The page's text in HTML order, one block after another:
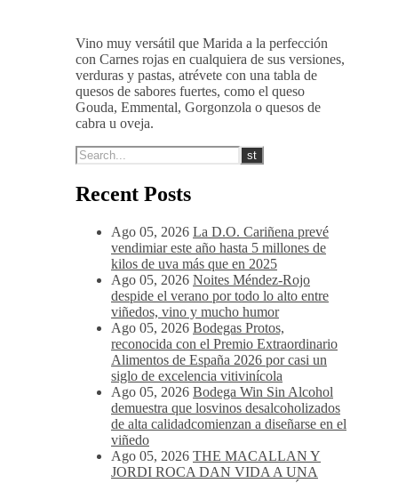
Vino muy versátil que Marida a la perfección
con Carnes rojas en cualquiera de sus versiones,
verduras y pastas, atrévete con una tabla de
quesos de sabores fuertes, como el queso
Gouda, Emmental, Gorgonzola o quesos de
cabra u oveja.
Recent Posts
Ago 05, 2026 La D.O. Cariñena prevé
vendimiar este año hasta 5 millones de
kilos de uva más que en 2025
Ago 05, 2026 Noites Méndez-Rojo
despide el verano por todo lo alto entre
viñedos, vino y mucho humor
Ago 05, 2026 Bodegas Protos,
reconocida con el Premio Extraordinario
Alimentos de España 2026 por casi un
siglo de excelencia vitivinícola
Ago 05, 2026 Bodega Win Sin Alcohol
demuestra que losvinos desalcoholizados
de alta calidadcomienzan a diseñarse en el
viñedo
Ago 05, 2026 THE MACALLAN Y
JORDI ROCA DAN VIDA A UNA